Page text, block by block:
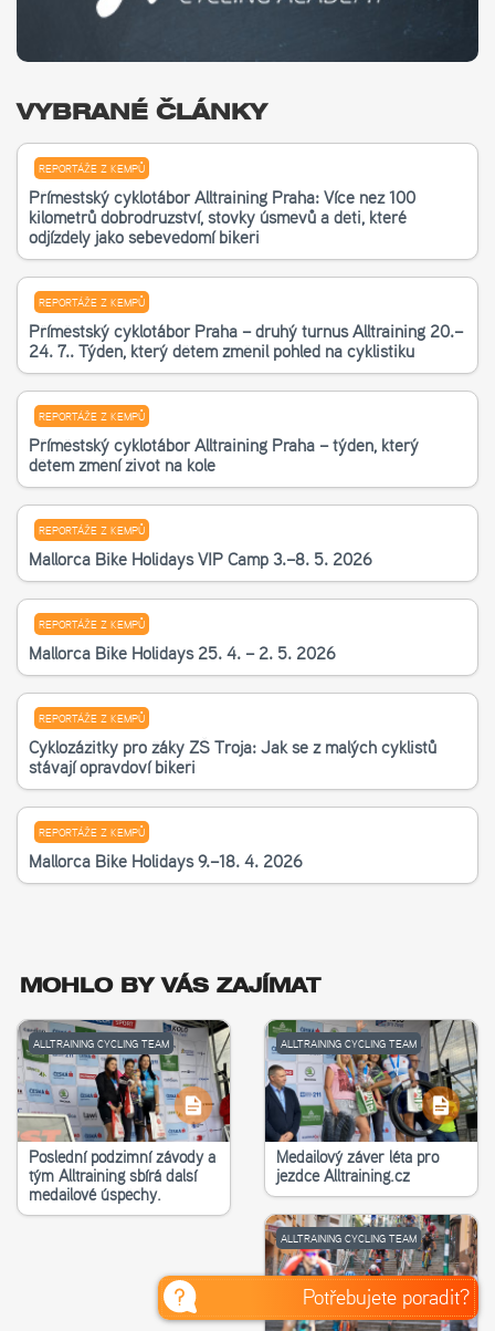
Potřebujete poradit?
VYBRANÉ ČLÁNKY
REPORTÁŽE Z KEMPŮ
Příměstský cyklotábor Alltraining Praha: Více než 100
kilometrů dobrodružství, stovky úsměvů a děti, které
odjížděly jako sebevědomí bikeři
REPORTÁŽE Z KEMPŮ
Příměstský cyklotábor Praha – druhý turnus Alltraining 20.–
24. 7.. Týden, který dětem změnil pohled na cyklistiku
REPORTÁŽE Z KEMPŮ
Příměstský cyklotábor Alltraining Praha – týden, který
dětem změní život na kole
REPORTÁŽE Z KEMPŮ
Mallorca Bike Holidays VIP Camp 3.–8. 5. 2026
REPORTÁŽE Z KEMPŮ
Mallorca Bike Holidays 25. 4. – 2. 5. 2026
REPORTÁŽE Z KEMPŮ
Cyklozážitky pro žáky ZŠ Troja: Jak se z malých cyklistů
stávají opravdoví bikeři
REPORTÁŽE Z KEMPŮ
Mallorca Bike Holidays 9.–18. 4. 2026
MOHLO BY VÁS ZAJÍMAT
ALLTRAINING CYCLING TEAM
Poslední podzimní závody a
tým Alltraining sbírá další
medailové úspěchy.
ALLTRAINING CYCLING TEAM
Medailový závěr léta pro
jezdce Alltraining.cz
ALLTRAINING CYCLING TEAM